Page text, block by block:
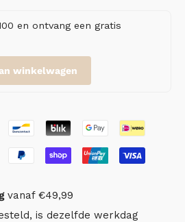
en ontvang een gratis
winkelwagen
vanaf €49,99
is dezelfde werkdag